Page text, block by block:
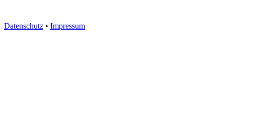
Datenschutz • Impressum